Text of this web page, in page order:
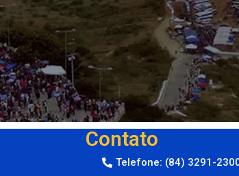
Contato
Telefone: (84) 3291-